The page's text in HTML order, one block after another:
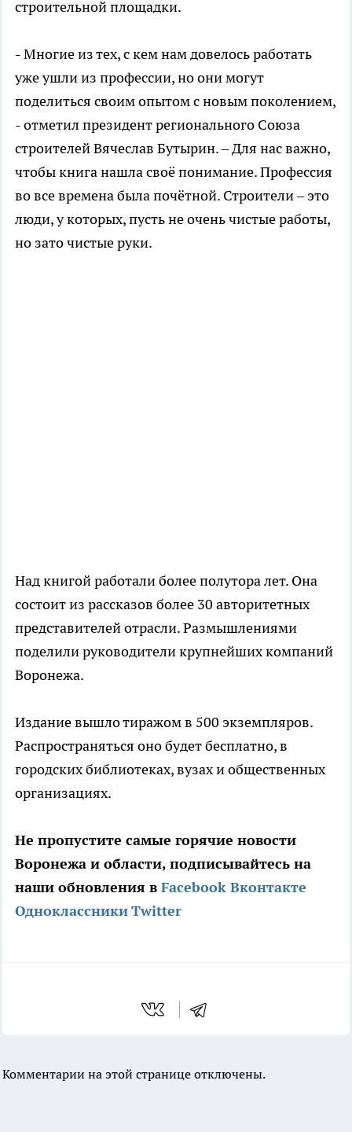
строительной площадки.
- Многие из тех, с кем нам довелось работать
уже ушли из профессии, но они могут
поделиться своим опытом с новым поколением,
- отметил президент регионального Союза
строителей Вячеслав Бутырин. – Для нас важно,
чтобы книга нашла своё понимание. Профессия
во все времена была почётной. Строители – это
люди, у которых, пусть не очень чистые работы,
но зато чистые руки.
Над книгой работали более полутора лет. Она
состоит из рассказов более 30 авторитетных
представителей отрасли. Размышлениями
поделили руководители крупнейших компаний
Воронежа.
Издание вышло тиражом в 500 экземпляров.
Распространяться оно будет бесплатно, в
городских библиотеках, вузах и общественных
организациях.
Не пропустите самые горячие новости
Воронежа и области, подписывайтесь на
наши обновления в Facebook Вконтакте
ОдноклассникиTwitter
Комментарии на этой странице отключены.